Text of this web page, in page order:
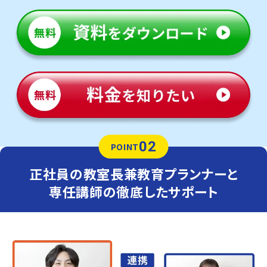
POINT02
正社員の教室長兼教育プランナーと
専任講師の徹底したサポート